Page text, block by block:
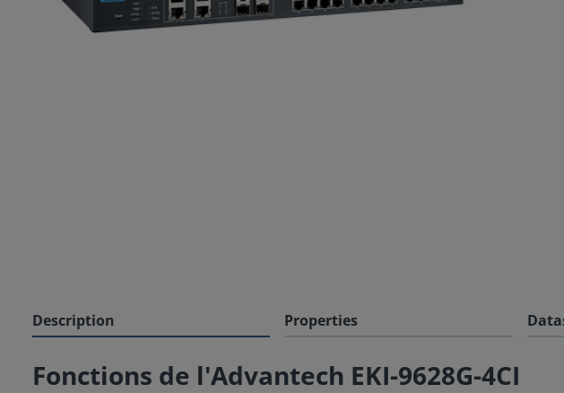
Description Properties
Fonctions de l'Advantech EKI-9628G-4CI